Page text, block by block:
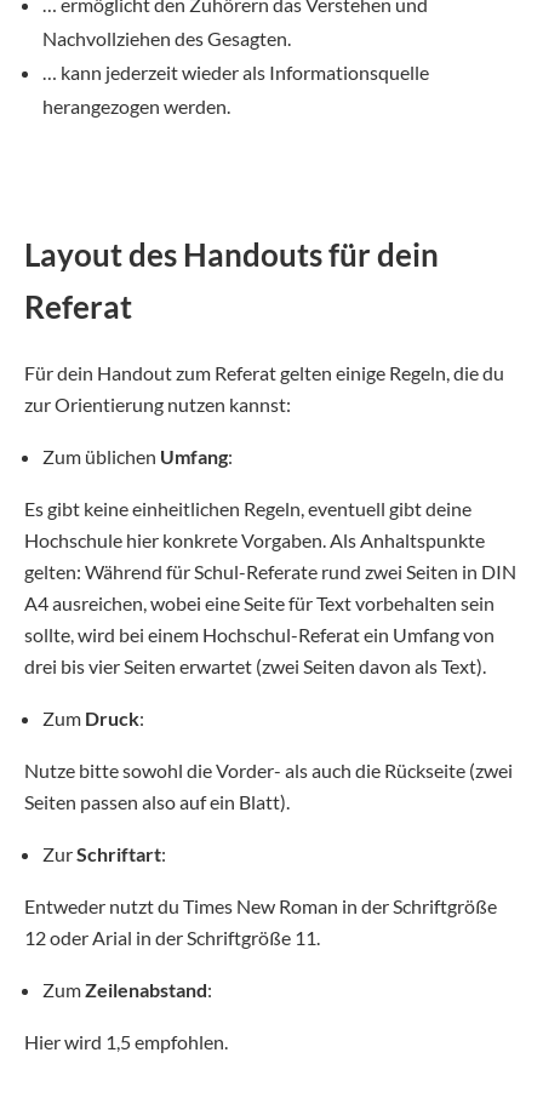
Nachvollziehen des Gesagten.
… kann jederzeit wieder als Informationsquelle
herangezogen werden.
Layout des Handouts für dein
Referat
Für dein Handout zum Referat gelten einige Regeln, die du
zur Orientierung nutzen kannst:
Zum üblichen Umfang:
Es gibt keine einheitlichen Regeln, eventuell gibt deine
Hochschule hier konkrete Vorgaben. Als Anhaltspunkte
gelten: Während für Schul-Referate rund zwei Seiten in DIN
A4 ausreichen, wobei eine Seite für Text vorbehalten sein
sollte, wird bei einem Hochschul-Referat ein Umfang von
drei bis vier Seiten erwartet (zwei Seiten davon als Text).
Zum Druck:
Nutze bitte sowohl die Vorder- als auch die Rückseite (zwei
Seiten passen also auf ein Blatt).
ZurSchriftart:
Entweder nutzt du Times New Roman in der Schriftgröße
12 oder Arial in der Schriftgröße 11.
ZumZeilenabstand:
Hier wird 1,5 empfohlen.